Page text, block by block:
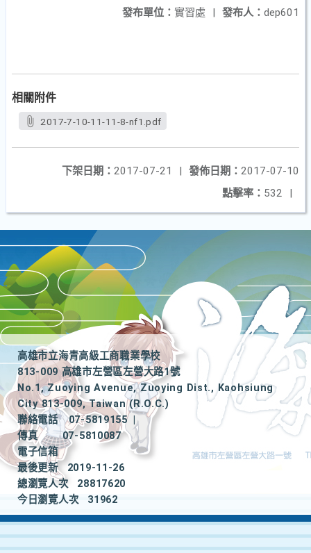
發布人： dep601
發布單位： 實習處 |
相關附件
2017-7-10-11-11-8-nf1.pdf
發佈日期： 2017-07-10
下架日期： 2017-07-21
|
點擊率： 532 |
高雄市立海青高級工商職業學校
813-009 高雄市左營區左營大路1號
No.1, Zuoying Avenue, Zuoying Dist., Kaohsiung
City 813-009, Taiwan (R.O.C.)
聯絡電話
07-5819155
|
傳真
07-5810087
電子信箱
最後更新
2019-11-26
總瀏覽人次
28817620
今日瀏覽人次
31962